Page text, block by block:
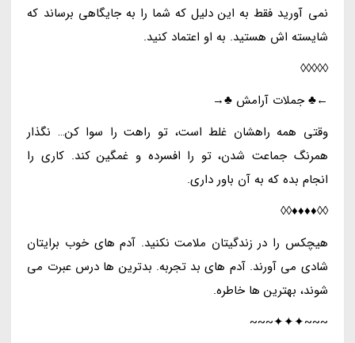
نمی آورید فقط به این دلیل که شما را به جایگاهی برساند که
شایسته اش هستید. به او اعتماد کنید.
◊◊◊◊◊
←♣ جملات آرامش ♣→
وقتی همه راهشان غلط است، تو راهت را سوا کن… نگذار
همرنگ جماعت شدن، تو را افسرده و غمگین کند. کاری را
انجام بده که به آن باور داری.
◊◊♦♦♦♦◊◊
هیچکس را در زندگیتان ملامت نکنید. آدم های خوب برایتان
شادی می آورند. آدم های بد تجربه. بدترین ها درس عبرت می
شوند، بهترین ها خاطره.
~~~✦✦✦~~~